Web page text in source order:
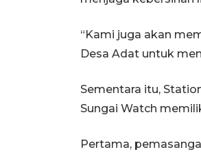
“Kami juga akan
Desa Adat untuk
Sementara itu,
Sungai Watch
Pertama,